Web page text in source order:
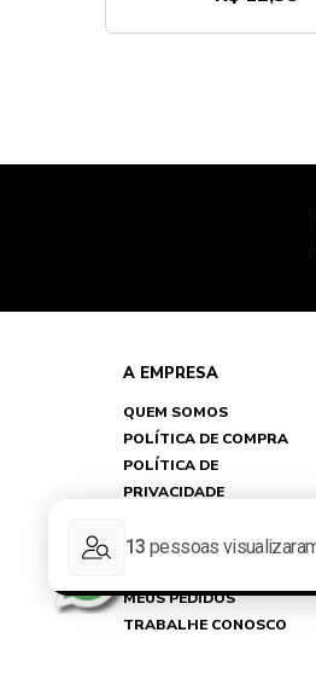
A EMPRESA
QUEM SOMOS
POLÍTICA DE COMPRA
POLÍTICA DE
PRIVACIDADE
FAQ
MEUS PEDIDOS
TRABALHE CONOSCO